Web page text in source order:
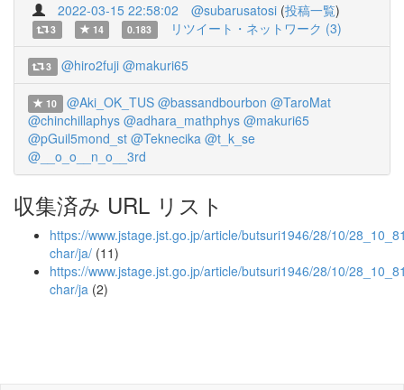
2022-03-15 22:58:02 @subarusatosi (投稿一覧)
3 14 0.183 リツイート・ネットワーク (3)
3 @hiro2fuji @makuri65
10 @Aki_OK_TUS @bassandbourbon @TaroMat
@chinchillaphys @adhara_mathphys @makuri65
@pGuil5mond_st @Teknecika @t_k_se
@__o_o__n_o__3rd
収集済み URL リスト
https://www.jstage.jst.go.jp/article/butsuri1946/28/10/
char/ja/ (11)
https://www.jstage.jst.go.jp/article/butsuri1946/28/10/
char/ja (2)